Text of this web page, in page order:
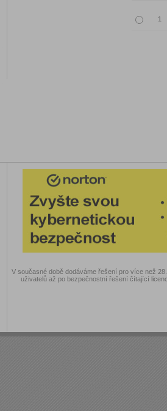
V současné době dodáváme řešení pro více než
uživatelů až po bezpečnostní řešení čítající